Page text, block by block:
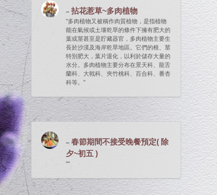
拈花惹草~多肉植物
多肉植物又被稱作肉質植物，是指植物
能在氣候或土壤乾旱的條件下擁有肥大的
葉或莖甚至是貯藏器官，多肉植物主要生
長於沙漠及海岸乾旱地區。它們的根、莖
特別肥大，葉片退化，以利於儲存大量的
水分。多肉植物主要分布在景天科、龍舌
蘭科、大戟科、夾竹桃科、百合科、番杏
科等。
春節期間不接受晚餐預定( 除
夕~初五 )